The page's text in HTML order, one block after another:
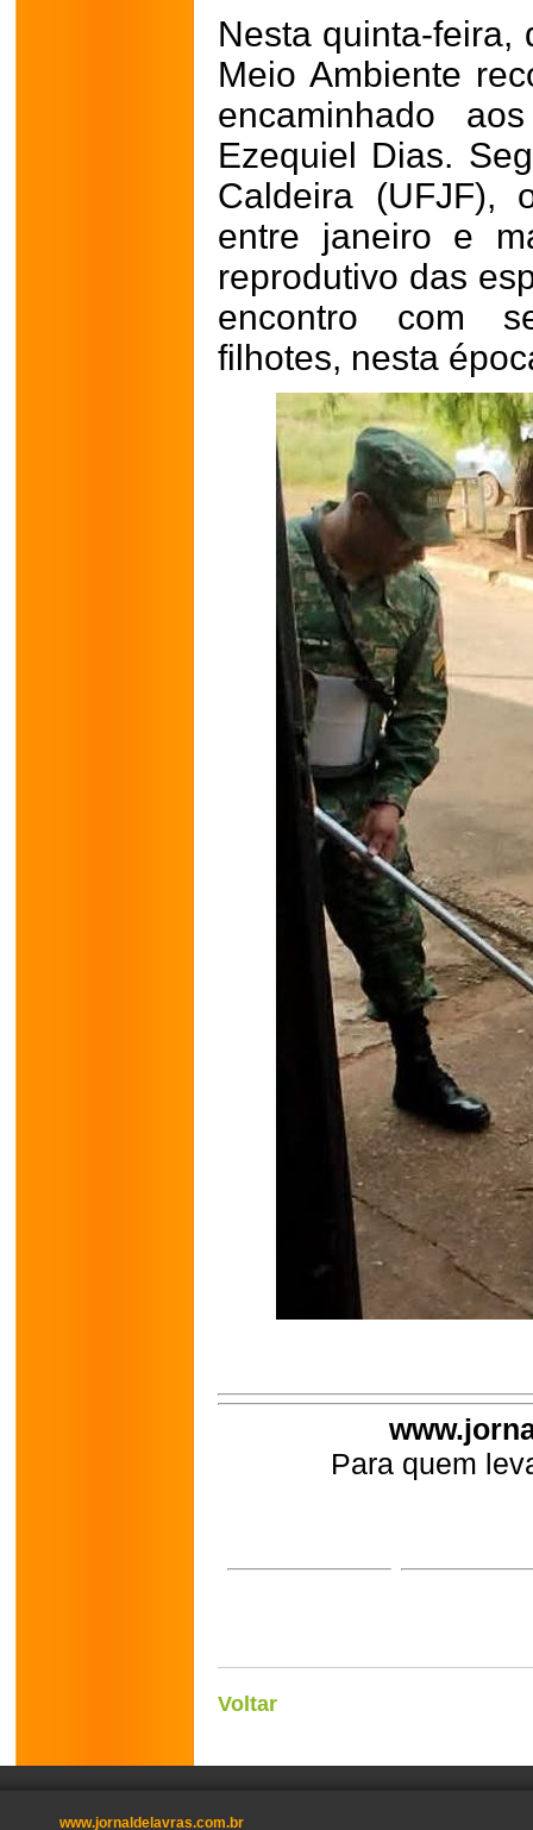
Nesta quinta-feira,
Meio Ambiente
encaminhado
Ezequiel Dias.
Caldeira (UFJF),
entre janeiro e
reprodutivo das
encontro com
filhotes, nesta
Para quem
Voltar
www.jornaldelavras.com.br